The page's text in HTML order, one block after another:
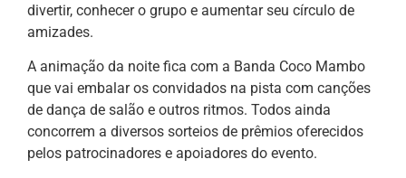
divertir, conhecer o grupo e aumentar seu círculo de
amizades.
A animação da noite fica com a Banda Coco Mambo
que vai embalar os convidados na pista com canções
de dança de salão e outros ritmos. Todos ainda
concorrem a diversos sorteios de prêmios oferecidos
pelos patrocinadores e apoiadores do evento.